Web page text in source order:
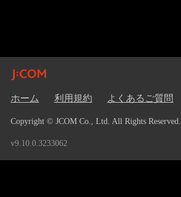
ホーム 利用規約 よくあるご質問
Copyright © JCOM Co., Ltd. All Rights Reserved.
v9.10.0.3233062